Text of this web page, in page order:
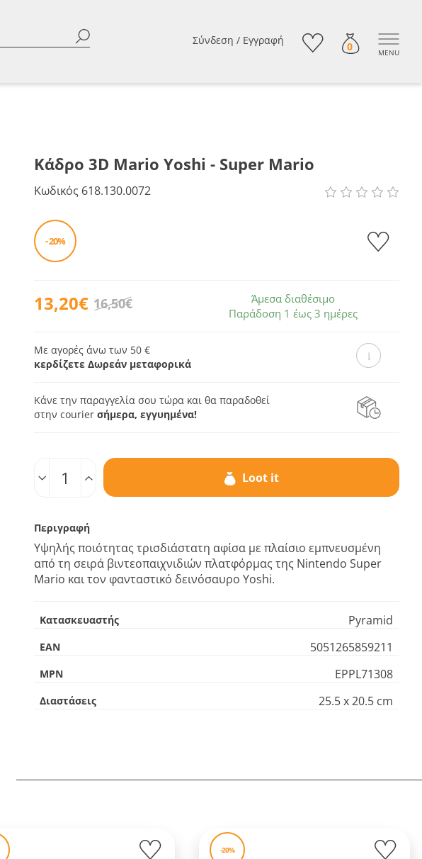
Σύνδεση / Εγγραφή 0 MENU
Κάδρο 3D Mario Yoshi - Super Mario
Κωδικός 618.130.0072
- 20%
13,20€ 16,50€
Άμεσα διαθέσιμο
Παράδοση 1 έως 3 ημέρες
Με αγορές άνω των 50 €
κερδίζετε Δωρεάν μεταφορικά
Κάνε την παραγγελία σου τώρα και θα παραδοθεί
στην courierσήμερα, εγγυημένα!
Loot it
Περιγραφή
Υψηλής ποιότητας τρισδιάστατη αφίσα με πλαίσιο εμπνευσμένη
από τη σειρά βιντεοπαιχνιδιών πλατφόρμας της Nintendo Super
Mario και τον φανταστικό δεινόσαυρο Yoshi.
Κατασκευαστής Pyramid
EAN 5051265859211
MPN EPPL71308
Διαστάσεις 25.5 x 20.5 cm
-20%